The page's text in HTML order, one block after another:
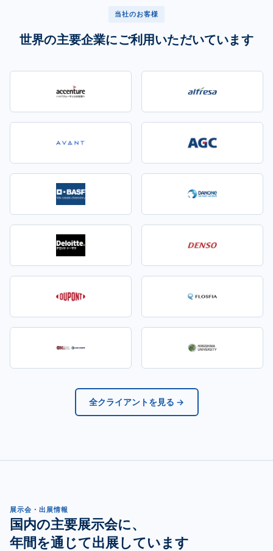
当社のお客様
世界の主要企業にご利用いただいています
全クライアントを見る →
展示会・出展情報
国内の主要展示会に、
年間を通じて出展しています